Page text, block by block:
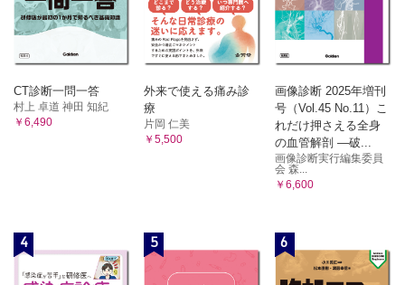
表66 AF に対する外科手術
2. VT
表67 VT に対する外科手術
第5章 非薬物治療後の就学．就労
1.1 CIED 植込み後の就学
よる３学会合同ステートメント）
2. アブレーション後の就学
2.1 アブレーション後の就学
CT診断一問一答
村上 卓道 神田 知紀
￥6,490
外来で使える痛み診
療
片岡 仁美
￥5,500
画像診断 2025年増刊
号（Vol.45 No.11）こ
れだけ押さえる全身
の血管解剖 ―破...
画像診断実行編集委員
会 森...
￥6,600
4 5 6